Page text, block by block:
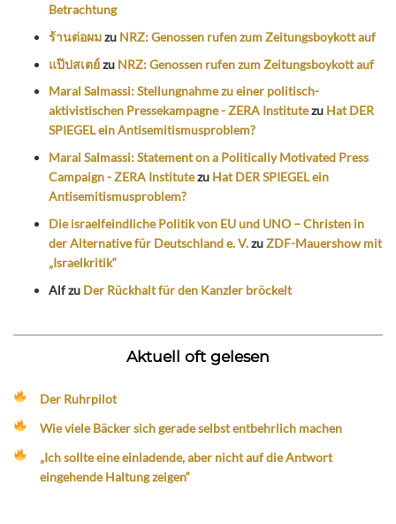
Betrachtung
ร้านต่อผมzu NRZ: Genossen rufen zum Zeitungsboykott auf
แป๊ปสเตย์zu NRZ: Genossen rufen zum Zeitungsboykott auf
Maral Salmassi: Stellungnahme zu einer politisch-
aktivistischen Pressekampagne - ZERA Institutezu Hat DER
SPIEGEL ein Antisemitismusproblem?
Maral Salmassi: Statement on a Politically Motivated Press
Campaign - ZERA Institutezu Hat DER SPIEGEL ein
Antisemitismusproblem?
Die israelfeindliche Politik von EU und UNO – Christen in
der Alternative für Deutschland e. V.zuZDF-Mauershow mit
„Israelkritik“
Alfzu Der Rückhalt für den Kanzler bröckelt
Aktuell oft gelesen
Der Ruhrpilot
Wie viele Bäcker sich gerade selbst entbehrlich machen
„Ich sollte eine einladende, aber nicht auf die Antwort
eingehende Haltung zeigen“